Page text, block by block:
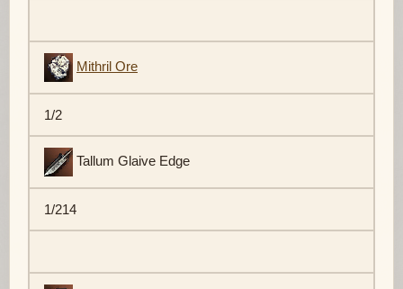
Mithril Ore
1/2
Tallum Glaive Edge
1/214